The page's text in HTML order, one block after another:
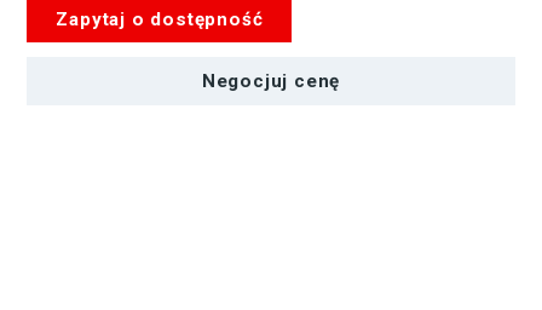
Zapytaj o dostępność
Negocjuj cenę